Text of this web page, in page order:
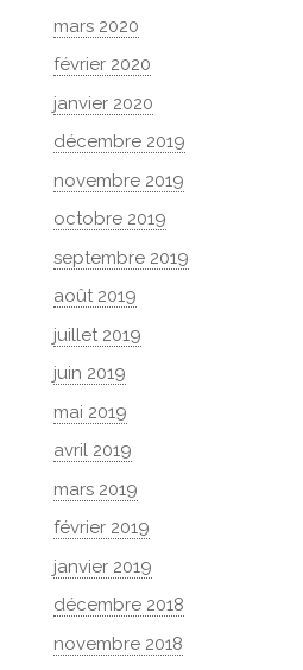
mars 2020
février 2020
janvier 2020
décembre 2019
novembre 2019
octobre 2019
septembre 2019
août 2019
juillet 2019
juin 2019
mai 2019
avril 2019
mars 2019
février 2019
janvier 2019
décembre 2018
novembre 2018